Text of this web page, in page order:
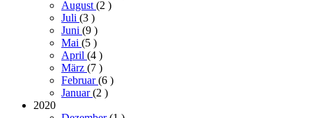
August(2 )
Juli (3 )
Juni (9 )
Mai (5 )
April (4 )
März (7 )
Februar(6 )
Januar(2 )
2020